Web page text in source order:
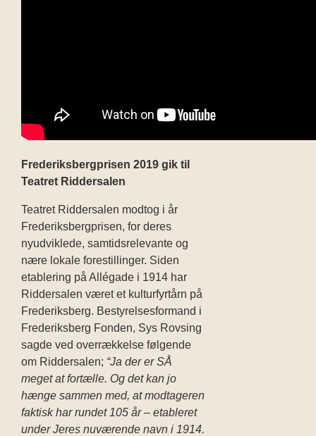
Frederiksbergprisen 2019 gik til
Teatret Riddersalen
Teatret Riddersalen modtog i år
Frederiksbergprisen, for deres
nyudviklede, samtidsrelevante og
nære lokale forestillinger. Siden
etablering på Allégade i 1914 har
Riddersalen været et kulturfyrtårn på
Frederiksberg. Bestyrelsesformand i
Frederiksberg Fonden, Sys Rovsing
sagde ved overrækkelse følgende
om Riddersalen; “Ja der er SÅ
meget at fortælle. Og det kan jo
hænge sammen med, at modtageren
faktisk har rundet 105 år – etableret
under Jeres nuværende navn i 1914.